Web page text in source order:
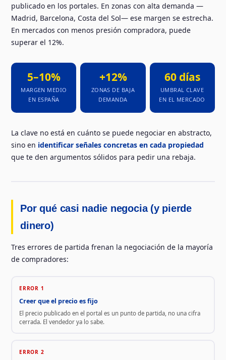
publicado en los portales. En zonas con alta demanda —
Madrid, Barcelona, Costa del Sol— ese margen se estrecha.
En mercados con menos presión compradora, puede
superar el 12%.
5–10%
MARGEN MEDIO
EN ESPAÑA
+12%
ZONAS DE BAJA
DEMANDA
60 días
UMBRAL CLAVE
EN EL MERCADO
La clave no está en cuánto se puede negociar en abstracto,
sino en identificar señales concretas en cada propiedad
que te den argumentos sólidos para pedir una rebaja.
Por qué casi nadie negocia (y pierde
dinero)
Tres errores de partida frenan la negociación de la mayoría
de compradores:
ERROR 1
Creer que el precio es fijo
El precio publicado en el portal es un punto de partida, no una cifra
cerrada. El vendedor ya lo sabe.
ERROR 2